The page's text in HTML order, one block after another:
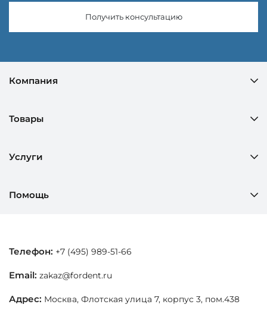
Получить консультацию
Компания
Товары
Услуги
Помощь
Телефон: +7 (495) 989-51-66
Email: zakaz@fordent.ru
Адрес: Москва, Флотская улица 7, корпус 3, пом.438